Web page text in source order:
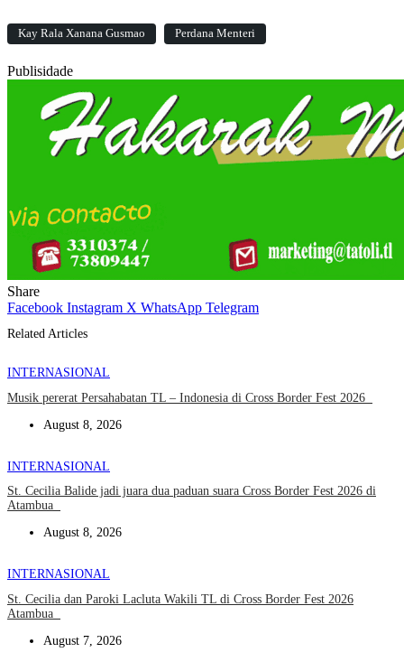
Kay Rala Xanana Gusmao Perdana Menteri
Publisidade
Share
Facebook Instagram X WhatsApp Telegram
Related Articles
INTERNASIONAL
Musik pererat Persahabatan TL – Indonesia di Cross Border Fest 2026
August 8, 2026
INTERNASIONAL
St. Cecilia Balide jadi juara dua paduan suara Cross Border Fest 2026 di
Atambua
August 8, 2026
INTERNASIONAL
St. Cecilia dan Paroki Lacluta Wakili TL di Cross Border Fest 2026
Atambua
August 7, 2026